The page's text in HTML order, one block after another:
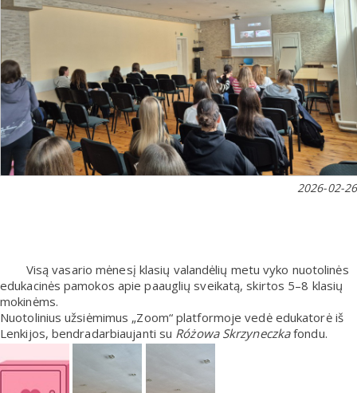
2026-02-26
Visą vasario mėnesį klasių valandėlių metu vyko nuotolinės
edukacinės pamokos apie paauglių sveikatą, skirtos 5–8 klasių
mokinėms.
Nuotolinius užsiėmimus „Zoom“ platformoje vedė edukatorė iš
Lenkijos, bendradarbiaujanti su Różowa Skrzyneczkafondu.